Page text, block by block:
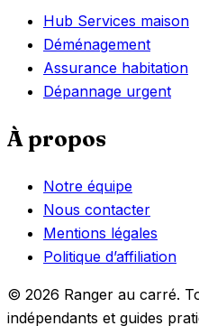
Hub Services maison
Déménagement
Assurance habitation
Dépannage urgent
À propos
Notre équipe
Nous contacter
Mentions légales
Politique d’affiliation
© 2026 Ranger au carré.
indépendants et guides